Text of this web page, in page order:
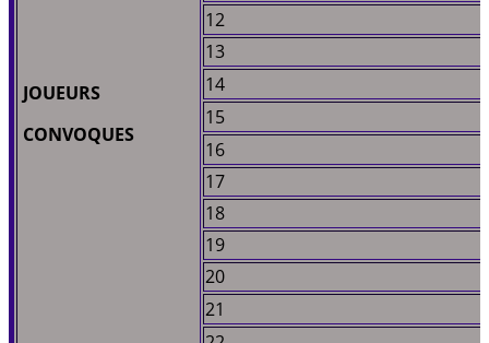
JOUEURS
CONVOQUES
12
13
14
15
16
17
18
19
20
21